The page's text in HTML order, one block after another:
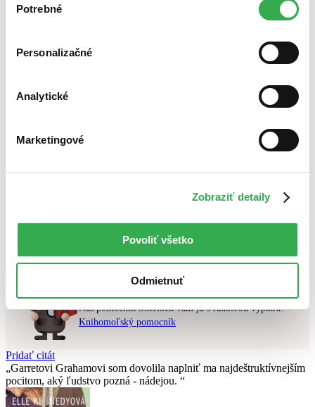
nám pomohlo, keby sme mohli používať všetky tieto
súhlasu
Potrebné
Personalizačné
Analytické
Marketingové
Zobraziť detaily
Povoliť všetko
Odmietnuť
Bestsellery
Najlacnejšie
Skúste prosím zmeniť vyhľadávaný výraz.
Náš pomocník Sherlock vám ju s radosťou vypátra!
Knihomoľský pomocník
Pridať citát
Garretovi Grahamovi som dovolila naplniť ma najdeštruktívnejším
pocitom, aký ľudstvo pozná - nádejou.